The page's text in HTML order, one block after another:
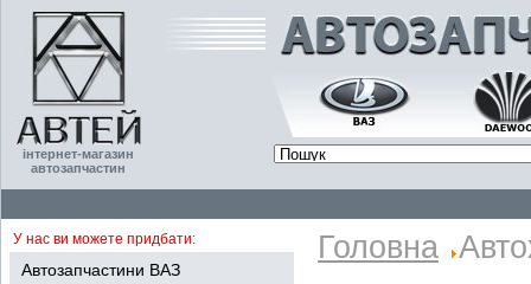
інтернет-магазин
автозапчастин
У нас ви можете придбати:
Автозапчастини ВАЗ
Головна